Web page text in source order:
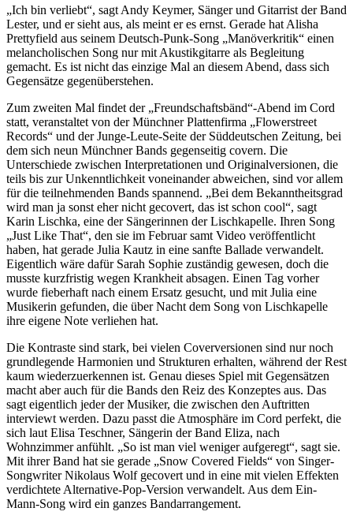
„Ich bin verliebt“, sagt Andy Keymer, Sänger und Gitarrist der Band
Lester, und er sieht aus, als meint er es ernst. Gerade hat Alisha
Prettyfield aus seinem Deutsch-Punk-Song „Manöverkritik“ einen
melancholischen Song nur mit Akustikgitarre als Begleitung
gemacht. Es ist nicht das einzige Mal an diesem Abend, dass sich
Gegensätze gegenüberstehen.
Zum zweiten Mal findet der „Freundschaftsbänd“-Abend im Cord
statt, veranstaltet von der Münchner Plattenfirma „Flowerstreet
Records“ und der Junge-Leute-Seite der Süddeutschen Zeitung, bei
dem sich neun Münchner Bands gegenseitig covern. Die
Unterschiede zwischen Interpretationen und Originalversionen, die
teils bis zur Unkenntlichkeit voneinander abweichen, sind vor allem
für die teilnehmenden Bands spannend. „Bei dem Bekanntheitsgrad
wird man ja sonst eher nicht gecovert, das ist schon cool“, sagt
Karin Lischka, eine der Sängerinnen der Lischkapelle. Ihren Song
„Just Like That“, den sie im Februar samt Video veröffentlicht
haben, hat gerade Julia Kautz in eine sanfte Ballade verwandelt.
Eigentlich wäre dafür Sarah Sophie zuständig gewesen, doch die
musste kurzfristig wegen Krankheit absagen. Einen Tag vorher
wurde fieberhaft nach einem Ersatz gesucht, und mit Julia eine
Musikerin gefunden, die über Nacht dem Song von Lischkapelle
ihre eigene Note verliehen hat.
Die Kontraste sind stark, bei vielen Coverversionen sind nur noch
grundlegende Harmonien und Strukturen erhalten, während der Rest
kaum wiederzuerkennen ist. Genau dieses Spiel mit Gegensätzen
macht aber auch für die Bands den Reiz des Konzeptes aus. Das
sagt eigentlich jeder der Musiker, die zwischen den Auftritten
interviewt werden. Dazu passt die Atmosphäre im Cord perfekt, die
sich laut Elisa Teschner, Sängerin der Band Eliza, nach
Wohnzimmer anfühlt. „So ist man viel weniger aufgeregt“, sagt sie.
Mit ihrer Band hat sie gerade „Snow Covered Fields“ von Singer-
Songwriter Nikolaus Wolf gecovert und in eine mit vielen Effekten
verdichtete Alternative-Pop-Version verwandelt. Aus dem Ein-
Mann-Song wird ein ganzes Bandarrangement.